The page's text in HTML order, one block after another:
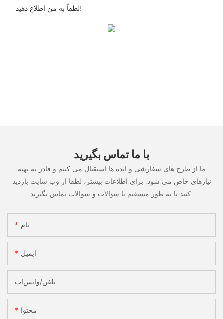
لطفاً به من اطلاع دهید!
با ما تماس بگیرید
ما از طرح های سفارشی و ایده ها استقبال می کنیم و قادر به تهیه
نیازهای خاص می شود. برای اطلاعات بیشتر، لطفا از وب سایت بازدید
نام
ایمیل
تلفن/واتس‌اپ
محتوا